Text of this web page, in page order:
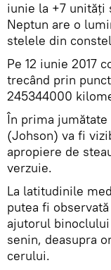
iunie la +7 unități
Neptun are o
stelele din
Pe 12 iunie 2017
trecând prin
245344000
În prima
(Johson) va fi
apropiere de
verzuie.
La latitudinile
putea fi
ajutorul
senin, deasupra
cerului.